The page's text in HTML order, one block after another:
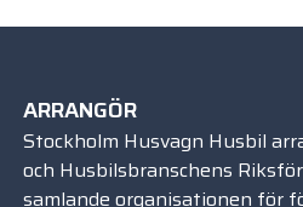
ARRANGÖR
Stockholm Husvagn Husbil
och Husbilsbranschens
samlande organisationen för